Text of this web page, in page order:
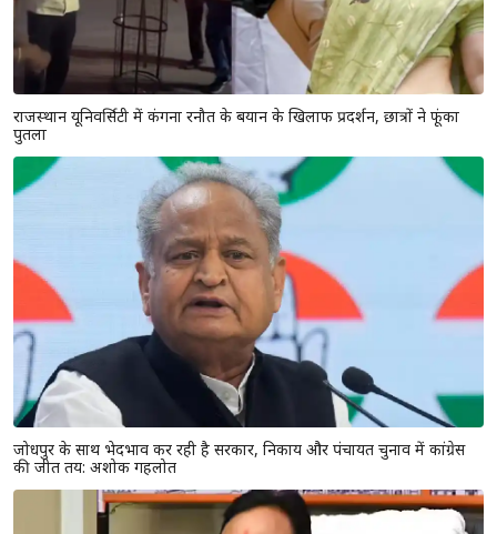
राजस्थान यूनिवर्सिटी में कंगना रनौत के बयान के खिलाफ प्रदर्शन, छात्रों ने फूंका
पुतला
जोधपुर के साथ भेदभाव कर रही है सरकार, निकाय और पंचायत चुनाव में कांग्रेस
की जीत तय: अशोक गहलोत